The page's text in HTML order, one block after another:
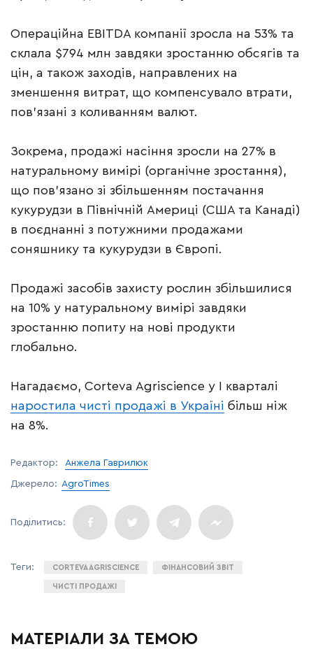
Операційна EBITDA компанії зросла на 53% та
склала $794 млн завдяки зростанню обсягів та
цін, а також заходів, направлених на
зменшення витрат, що компенсувало втрати,
пов’язані з коливанням валют.
Зокрема, продажі насіння зросли на 27% в
натуральному вимірі (органічне зростання),
що пов’язано зі збільшенням постачання
кукурудзи в Північній Америці (США та Канаді)
в поєднанні з потужними продажами
соняшнику та кукурудзи в Європі.
Продажі засобів захисту рослин збільшилися
на 10% у натуральному вимірі завдяки
зростанню попиту на нові продукти
глобально.
Нагадаємо, Corteva Agriscience у І кварталі
наростила чисті продажі в Україні більш ніж
на 8%.
Редактор: Анжела Гаврилюк
Джерело: AgroTimes
CORTEVA AGRISCIENCE ФІНАНСОВИЙ ЗВІТ
ЧИСТІ ПРОДАЖІ
МАТЕРІАЛИ ЗА ТЕМОЮ